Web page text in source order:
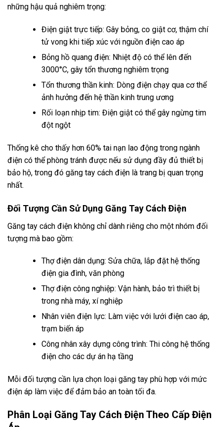
những hậu quả nghiêm trọng:
Điện giật trực tiếp: Gây bỏng, co giật cơ, thậm chí
tử vong khi tiếp xúc với nguồn điện cao áp
Bỏng hồ quang điện: Nhiệt độ có thể lên đến
3000°C, gây tổn thương nghiêm trọng
Tổn thương thần kinh: Dòng điện chạy qua cơ thể
ảnh hưởng đến hệ thần kinh trung ương
Rối loạn nhịp tim: Điện giật có thể gây ngừng tim
đột ngột
Thống kê cho thấy hơn 60% tai nạn lao động trong ngành
điện có thể phòng tránh được nếu sử dụng đầy đủ thiết bị
bảo hộ, trong đó găng tay cách điện là trang bị quan trọng
nhất.
Đối Tượng Cần Sử Dụng Găng Tay Cách Điện
Găng tay cách điện không chỉ dành riêng cho một nhóm đối
tượng mà bao gồm:
Thợ điện dân dụng: Sửa chữa, lắp đặt hệ thống
điện gia đình, văn phòng
Thợ điện công nghiệp: Vận hành, bảo trì thiết bị
trong nhà máy, xí nghiệp
Nhân viên điện lực: Làm việc với lưới điện cao áp,
trạm biến áp
Công nhân xây dựng công trình: Thi công hệ thống
điện cho các dự án hạ tầng
Mỗi đối tượng cần lựa chọn loại găng tay phù hợp với mức
điện áp làm việc để đảm bảo an toàn tối đa.
Phân Loại Găng Tay Cách Điện Theo Cấp Điện